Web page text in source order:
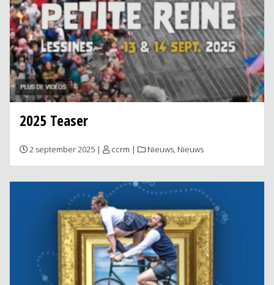
2025 Teaser
2 september 2025 | ccrm | Nieuws Nieuws